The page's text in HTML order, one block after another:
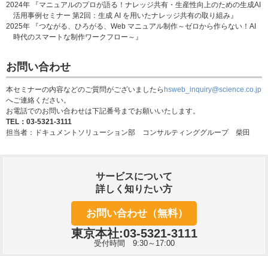
2024年 『マニュアルのプロが語る！ナレッジ共有・生産性向上のための生成AI
活用事例セミナー 第2回：生成 AI を用いたナレッジ共有の取り組み』
2025年 『つながる、ひろがる、Web マニュアル制作～ゼロから作らない！AI
時代のスマートな制作ワークフロー～』
お問い合わせ
本セミナーの内容などのご質問がございましたら hsweb_inquiry@science.co.jp
へご連絡ください。
お電話でのお問い合わせは下記番号までお願いいたします。
TEL：03-5321-3111
担当者：ドキュメントソリューション部 コンサルティンググループ 柴田
サービスについて
詳しく知りたい方
お問い合わせ（無料）
東京本社:03-5321-3111
受付時間 9:30～17:00